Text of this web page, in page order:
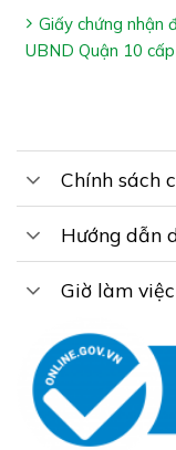
Xin cảm ơn Quý
Giấy chứng nhận
UBND Quận 10
Chính sách
Hướng dẫn
Giờ làm việc